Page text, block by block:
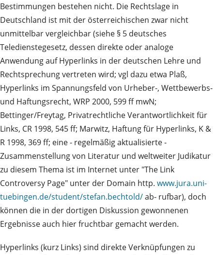
Bestimmungen bestehen nicht. Die Rechtslage in
Deutschland ist mit der österreichischen zwar nicht
unmittelbar vergleichbar (siehe § 5 deutsches
Teledienstegesetz, dessen direkte oder analoge
Anwendung auf Hyperlinks in der deutschen Lehre und
Rechtsprechung vertreten wird; vgl dazu etwa Plaß,
Hyperlinks im Spannungsfeld von Urheber-, Wettbewerbs-
und Haftungsrecht, WRP 2000, 599 ff mwN;
Bettinger/Freytag, Privatrechtliche Verantwortlichkeit für
Links, CR 1998, 545 ff; Marwitz, Haftung für Hyperlinks, K &
R 1998, 369 ff; eine - regelmäßig aktualisierte -
Zusammenstellung von Literatur und weltweiter Judikatur
zu diesem Thema ist im Internet unter "The Link
Controversy Page" unter der Domain http. www.jura.uni-
tuebingen.de/student/stefan.bechtold/ab- rufbar), doch
können die in der dortigen Diskussion gewonnenen
Ergebnisse auch hier fruchtbar gemacht werden.
Hyperlinks (kurz Links) sind direkte Verknüpfungen zu